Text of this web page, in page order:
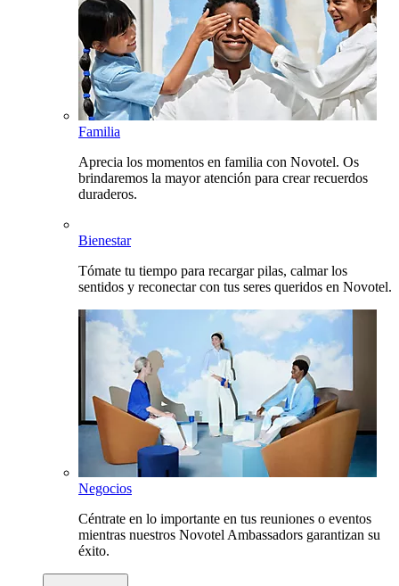
Familia
Aprecia los momentos en familia con Novotel. Os
brindaremos la mayor atención para crear recuerdos
duraderos.
Bienestar
Tómate tu tiempo para recargar pilas, calmar los
sentidos y reconectar con tus seres queridos en Novotel.
Negocios
Céntrate en lo importante en tus reuniones o eventos
mientras nuestros Novotel Ambassadors garantizan su
éxito.